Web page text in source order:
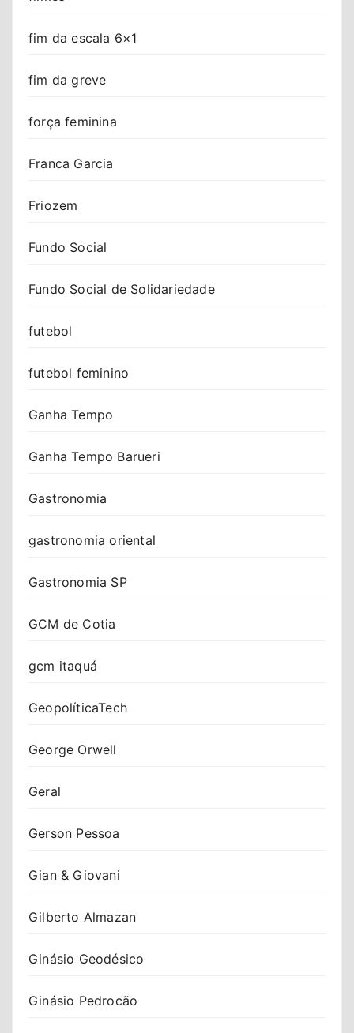
fim da escala 6×1
fim da greve
força feminina
Franca Garcia
Friozem
Fundo Social
Fundo Social de Solidariedade
futebol
futebol feminino
Ganha Tempo
Ganha Tempo Barueri
Gastronomia
gastronomia oriental
Gastronomia SP
GCM de Cotia
gcm itaquá
GeopolíticaTech
George Orwell
Geral
Gerson Pessoa
Gian & Giovani
Gilberto Almazan
Ginásio Geodésico
Ginásio Pedrocão